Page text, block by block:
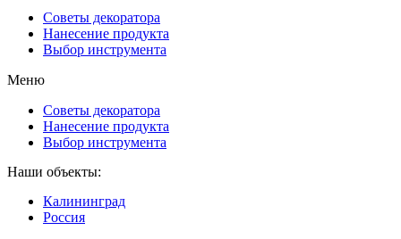
Советы декоратора
Нанесение продукта
Выбор инструмента
Меню
Советы декоратора
Нанесение продукта
Выбор инструмента
Наши объекты:
Калининград
Россия